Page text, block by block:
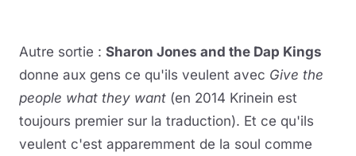
Autre sortie : Sharon Jones and the Dap Kings
donne aux gens ce qu'ils veulent avec Give the
people what they want (en 2014 Krinein est
toujours premier sur la traduction). Et ce qu'ils
veulent c'est apparemment de la soul comme